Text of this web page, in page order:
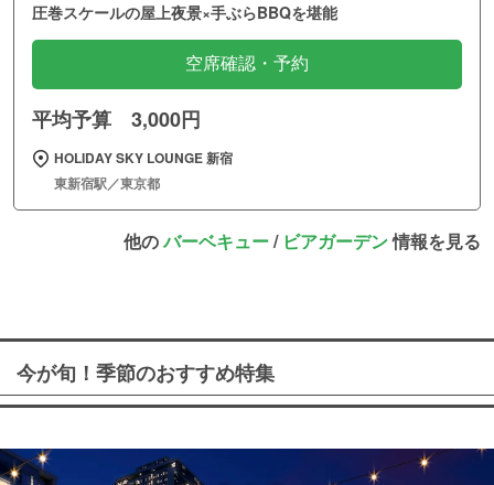
圧巻スケールの屋上夜景×手ぶらBBQを堪能
空席確認・予約
平均予算 3,000円
HOLIDAY SKY LOUNGE 新宿
東新宿駅／東京都
他のバーベキュー/ ビアガーデン情報を見る
今が旬！季節のおすすめ特集